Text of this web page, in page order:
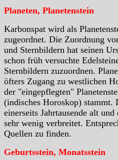
Planeten, Planetenstein
Karbonspat wird als
zugeordnet. Die Zuordnung
und Sternbildern hat seinen
schon früh versuchte
Sternbildern zuzuordnen.
öfters Zugang zu westlichen
der "eingepflegten"
(indisches Horoskop) stammt.
einerseits Jahrtausende alt
sehr wenig verbreitet.
Quellen zu finden.
Geburtsstein, Monatsstein